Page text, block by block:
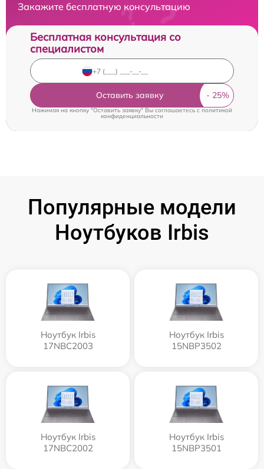
Закажите бесплатную консультацию
Бесплатная консультация со
специалистом
Оставить заявку
Нажимая на кнопку "Оставить заявку" Вы соглашаетесь c политикой
конфиденциальности
Популярные модели
Ноутбуков Irbis
Ноутбук Irbis
17NBC2003
Ноутбук Irbis
15NBP3502
Ноутбук Irbis
17NBC2002
Ноутбук Irbis
15NBP3501